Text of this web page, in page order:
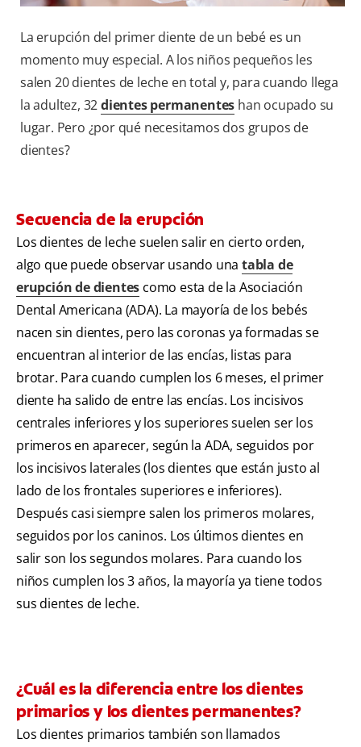
La erupción del primer diente de un bebé es un
momento muy especial. A los niños pequeños les
salen 20 dientes de leche en total y, para cuando llega
la adultez, 32dientes permanentes han ocupado su
lugar. Pero ¿por qué necesitamos dos grupos de
dientes?
Secuencia de la erupción
Los dientes de leche suelen salir en cierto orden,
algo que puede observar usando unatabla de
erupción de dientes como esta de la Asociación
Dental Americana (ADA). La mayoría de los bebés
nacen sin dientes, pero las coronas ya formadas se
encuentran al interior de las encías, listas para
brotar. Para cuando cumplen los 6 meses, el primer
diente ha salido de entre las encías. Los incisivos
centrales inferiores y los superiores suelen ser los
primeros en aparecer, según la ADA, seguidos por
los incisivos laterales (los dientes que están justo al
lado de los frontales superiores e inferiores).
Después casi siempre salen los primeros molares,
seguidos por los caninos. Los últimos dientes en
salir son los segundos molares. Para cuando los
niños cumplen los 3 años, la mayoría ya tiene todos
sus dientes de leche.
¿Cuál es la diferencia entre los dientes
primarios y los dientes permanentes?
Los dientes primarios también son llamados